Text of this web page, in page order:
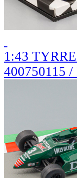
1:43
400750115